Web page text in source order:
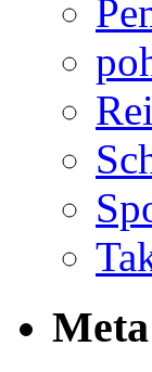
Meta